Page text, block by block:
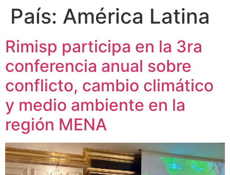
País: América Latina
Rimisp participa en la 3ra
conferencia anual sobre
conflicto, cambio climático
y medio ambiente en la
región MENA